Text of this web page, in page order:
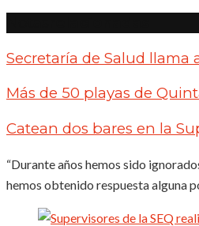
Secretaría de Salud llama
Más de 50 playas de
Catean dos bares en la
“Durante años hemos sido
hemos obtenido respuesta alguna